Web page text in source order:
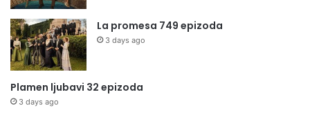
La promesa 749 epizoda
3 days ago
Plamen ljubavi 32 epizoda
3 days ago